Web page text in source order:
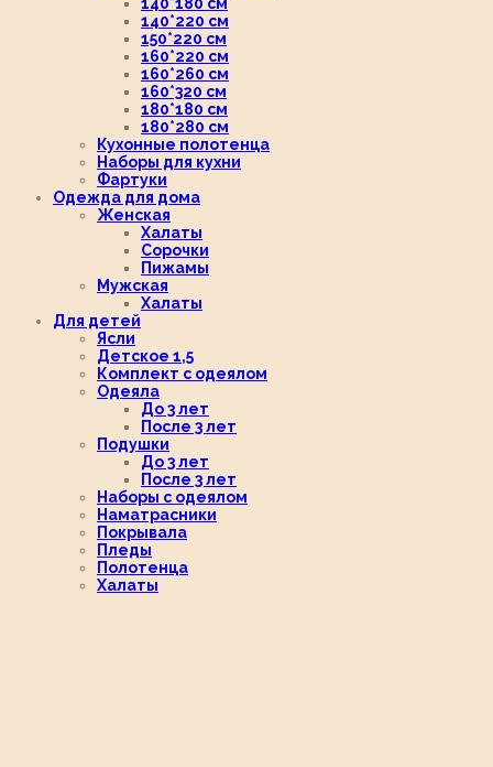
140*220 см
150*220 см
160*220 см
160*260 см
160*320 см
180*180 см
180*280 см
Кухонные полотенца
Наборы для кухни
Фартуки
Одежда для дома
Женская
Халаты
Сорочки
Пижамы
Мужская
Халаты
Для детей
Ясли
Детское 1,5
Комплект с одеялом
Одеяла
До 3 лет
После 3 лет
Подушки
До 3 лет
После 3 лет
Наборы с одеялом
Наматрасники
Покрывала
Пледы
Полотенца
Халаты